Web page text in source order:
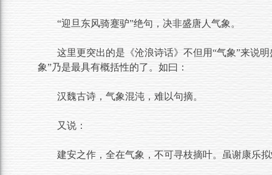
“迎旦东风骑蹇驴”绝句，决非盛唐人气象。
这里更突出的是《沧浪诗话》不但用“气象”来说
象”乃是最具有概括性的了。如曰：
汉魏古诗，气象混沌，难以句摘。
又说：
建安之作，全在气象，不可寻枝摘叶。虽谢康乐